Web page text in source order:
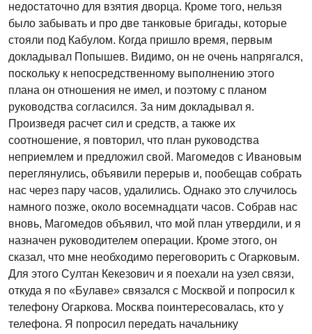
недостаточно для взятия дворца. Кроме того, нельзя
было забывать и про две танковые бригады, которые
стояли под Кабулом. Когда пришло время, первым
докладывал Попышев. Видимо, он не очень напрягался,
поскольку к непосредственному выполнению этого
плана он отношения не имел, и поэтому с планом
руководства согласился. За ним докладывал я.
Произведя расчет сил и средств, а также их
соотношение, я повторил, что план руководства
неприемлем и предложил свой. Магомедов с Ивановым
переглянулись, объявили перерыв и, пообещав собрать
нас через пару часов, удалились. Однако это случилось
намного позже, около восемнадцати часов. Собрав нас
вновь, Магомедов объявил, что мой план утвердили, и я
назначен руководителем операции. Кроме этого, он
сказал, что мне необходимо переговорить с Огарковым.
Для этого Султан Кекезович и я поехали на узел связи,
откуда я по «Булаве» связался с Москвой и попросил к
телефону Огаркова. Москва поинтересовалась, кто у
телефона. Я попросил передать начальнику